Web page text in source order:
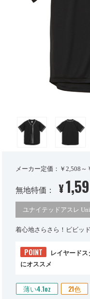
メーカー定価：￥2,508～
無地特価： ¥
ユナイテッドアスレ
着心地さらさら！ビビッ
POINT
レイヤード
にオススメ
薄い4.1oz 21色